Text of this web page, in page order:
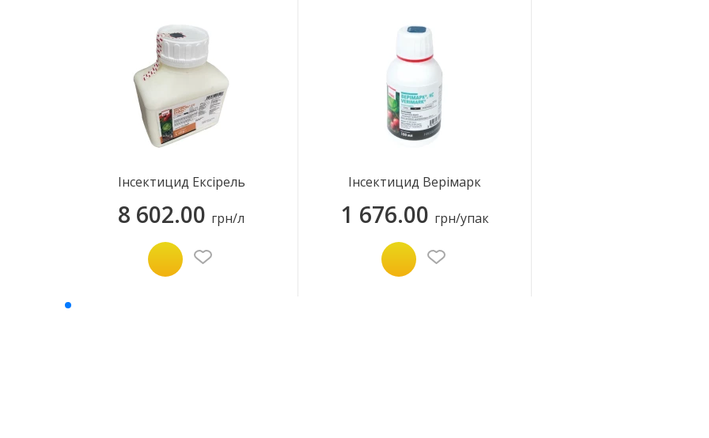
Інсектицид Ексірель
8 602.00 грн/л
Інсектицид Верімарк
1 676.00 грн/упак